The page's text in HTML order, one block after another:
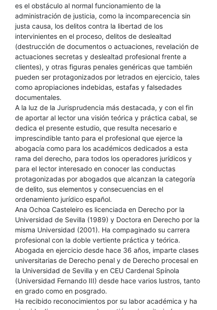
es el obstáculo al normal funcionamiento de la
administración de justicia, como la incomparecencia sin
justa causa, los delitos contra la libertad de los
intervinientes en el proceso, delitos de deslealtad
(destrucción de documentos o actuaciones, revelación de
actuaciones secretas y deslealtad profesional frente a
clientes), y otras figuras penales genéricas que también
pueden ser protagonizados por letrados en ejercicio, tales
como apropiaciones indebidas, estafas y falsedades
documentales.
A la luz de la Jurisprudencia más destacada, y con el fin
de aportar al lector una visión teórica y práctica cabal, se
dedica el presente estudio, que resulta necesario e
imprescindible tanto para el profesional que ejerce la
abogacía como para los académicos dedicados a esta
rama del derecho, para todos los operadores jurídicos y
para el lector interesado en conocer las conductas
protagonizadas por abogados que alcanzan la categoría
de delito, sus elementos y consecuencias en el
ordenamiento jurídico español.
Ana Ochoa Casteleiro es licenciada en Derecho por la
Universidad de Sevilla (1989) y Doctora en Derecho por la
misma Universidad (2001). Ha compaginado su carrera
profesional con la doble vertiente práctica y teórica.
Abogada en ejercicio desde hace 36 años, imparte clases
universitarias de Derecho penal y de Derecho procesal en
la Universidad de Sevilla y en CEU Cardenal Spínola
(Universidad Fernando III) desde hace varios lustros, tanto
en grado como en posgrado.
Ha recibido reconocimientos por su labor académica y ha